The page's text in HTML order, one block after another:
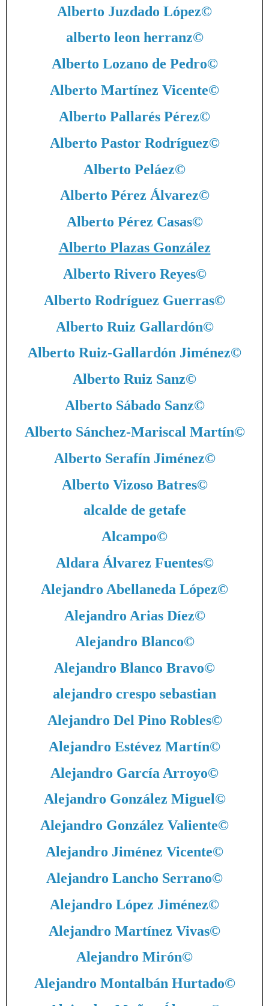
Alberto Juzdado López©
alberto leon herranz©
Alberto Lozano de Pedro©
Alberto Martínez Vicente©
Alberto Pallarés Pérez©
Alberto Pastor Rodríguez©
Alberto Peláez©
Alberto Pérez Álvarez©
Alberto Pérez Casas©
Alberto Plazas González
Alberto Rivero Reyes©
Alberto Rodríguez Guerras©
Alberto Ruiz Gallardón©
Alberto Ruiz-Gallardón Jiménez©
Alberto Ruiz Sanz©
Alberto Sábado Sanz©
Alberto Sánchez-Mariscal Martín©
Alberto Serafín Jiménez©
Alberto Vizoso Batres©
alcalde de getafe
Alcampo©
Aldara Álvarez Fuentes©
Alejandro Abellaneda López©
Alejandro Arias Díez©
Alejandro Blanco©
Alejandro Blanco Bravo©
alejandro crespo sebastian
Alejandro Del Pino Robles©
Alejandro Estévez Martín©
Alejandro García Arroyo©
Alejandro González Miguel©
Alejandro González Valiente©
Alejandro Jiménez Vicente©
Alejandro Lancho Serrano©
Alejandro López Jiménez©
Alejandro Martínez Vivas©
Alejandro Mirón©
Alejandro Montalbán Hurtado©